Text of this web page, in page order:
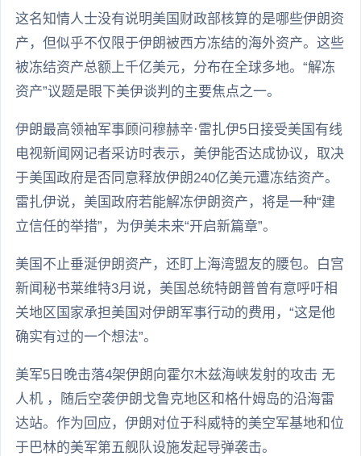
这名知情人士没有说明美国财政部核算的是哪些伊朗资
产，但似乎不仅限于伊朗被西方冻结的海外资产。这些
被冻结资产总额上千亿美元，分布在全球多地。“解冻
资产”议题是眼下美伊谈判的主要焦点之一。
伊朗最高领袖军事顾问穆赫辛·雷扎伊5日接受美国有线
电视新闻网记者采访时表示，美伊能否达成协议，取决
于美国政府是否同意释放伊朗240亿美元遭冻结资产。
雷扎伊说，美国政府若能解冻伊朗资产，将是一种“建
立信任的举措”，为伊美未来“开启新篇章”。
美国不止垂涎伊朗资产，还盯上海湾盟友的腰包。白宫
新闻秘书莱维特3月说，美国总统特朗普曾有意呼吁相
关地区国家承担美国对伊朗军事行动的费用，“这是他
确实有过的一个想法”。
美军5日晚击落4架伊朗向霍尔木兹海峡发射的攻击 无
人机 ，随后空袭伊朗戈鲁克地区和格什姆岛的沿海雷
达站。作为回应，伊朗对位于科威特的美空军基地和位
于巴林的美军第五舰队设施发起导弹袭击。